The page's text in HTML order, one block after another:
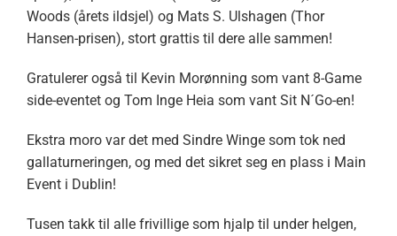
Woods (årets ildsjel) og Mats S. Ulshagen (Thor
Hansen-prisen), stort grattis til dere alle sammen!
Gratulerer også til Kevin Morønning som vant 8-Game
side-eventet og Tom Inge Heia som vant Sit N´Go-en!
Ekstra moro var det med Sindre Winge som tok ned
gallaturneringen, og med det sikret seg en plass i Main
Event i Dublin!
Tusen takk til alle frivillige som hjalp til under helgen,